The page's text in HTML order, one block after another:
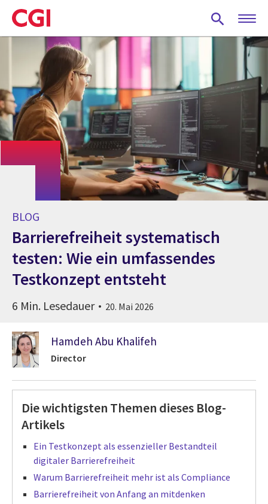
Skip
to
main
content
BLOG
Barrierefreiheit systematisch
testen: Wie ein umfassendes
Testkonzept entsteht
6 Min. Lesedauer 20. Mai 2026
Hamdeh Abu Khalifeh
Director
Die wichtigsten Themen dieses Blog-
Artikels
Ein Testkonzept als essenzieller Bestandteil
digitaler Barrierefreiheit
Warum Barrierefreiheit mehr ist als Compliance
Barrierefreiheit von Anfang an mitdenken